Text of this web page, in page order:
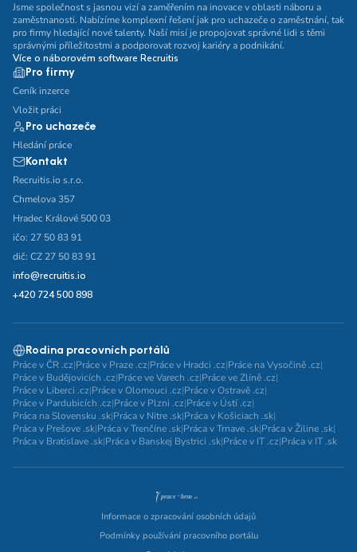
Jsme společnost s jasnou vizí a zaměřením na inovace v oblasti náboru a
zaměstnanosti. Nabízíme komplexní řešení jak pro uchazeče o zaměstnání, tak
pro firmy hledající nové talenty. Naší misí je propojovat správné lidi s těmi
správnými příležitostmi a podporovat rozvoj kariéry a podnikání.
Více o náborovém software Recruitis
Pro firmy
Ceník inzerce
Vložit práci
Pro uchazeče
Hledání práce
Kontakt
Recruitis.io s.r.o.
Chmelova 357
Hradec Králové 500 03
ičo: 27 50 83 91
dič: CZ 27 50 83 91
info@recruitis.io
+420 724 500 898
Rodina pracovních portálů
Práce v ČR .cz|Práce v Praze .cz|Práce v Hradci .cz|Práce na Vysočině .cz|
Práce v Budějovicích .cz|Práce ve Varech .cz|Práce ve Zlíně .cz|
Práce v Liberci .cz|Práce v Olomouci .cz|Práce v Ostravě .cz|
Práce v Pardubicích .cz|Práce v Plzni .cz|Práce v Ústí .cz|
Práca na Slovensku .sk|Práca v Nitre .sk|Práca v Košiciach .sk|
Práca v Prešove .sk|Práca v Trenčíne .sk|Práca v Trnave .sk|Práca v Žiline .sk|
Práca v Bratislave .sk|Práca v Banskej Bystrici .sk|Práce v IT .cz|Práca v IT .sk
Informace o zpracování osobních údajů
Podmínky používání pracovního portálu